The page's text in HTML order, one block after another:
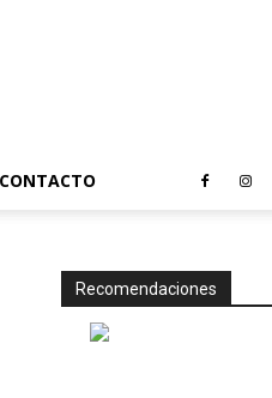
CONTACTO
Recomendaciones